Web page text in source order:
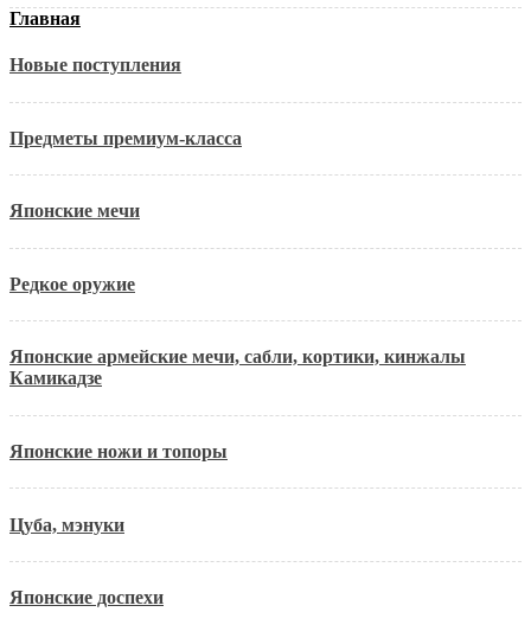
Главная
Новые поступления
Предметы премиум-класса
Японские мечи
Редкое оружие
Японские армейские мечи, сабли, кортики, кинжалы
Камикадзе
Японские ножи и топоры
Цуба, мэнуки
Японские доспехи